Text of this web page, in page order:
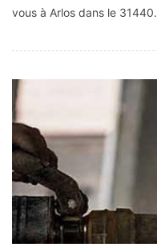
vous à Arlos dans le 31440.